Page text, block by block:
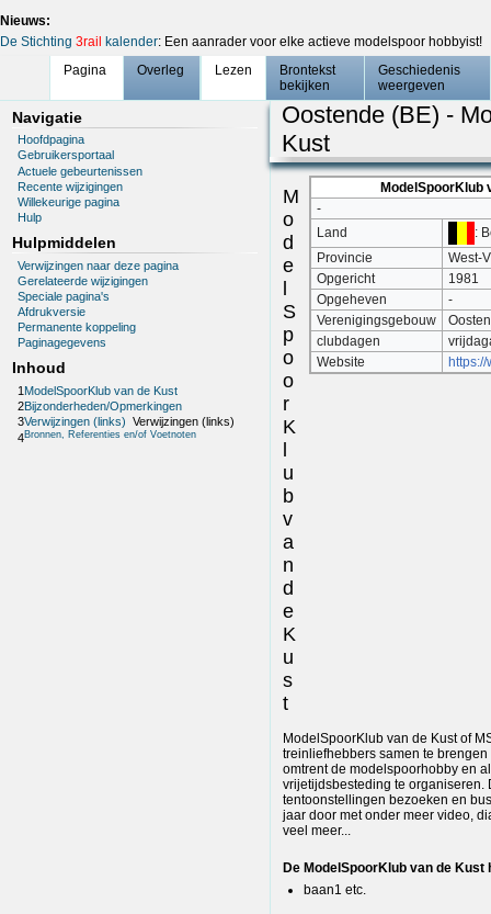
Nieuws:
De Stichting 3rail kalender: Een aanrader voor elke actieve modelspoor hobbyist!
Pagina
Overleg Lezen
Brontekst
bekijken
Geschiedenis
weergeven
Navigatie
Hoofdpagina
Gebruikersportaal
Actuele gebeurtenissen
Recente wijzigingen
Willekeurige pagina
Hulp
Hulpmiddelen
Verwijzingen naar deze pagina
Gerelateerde wijzigingen
Speciale pagina's
Afdrukversie
Permanente koppeling
Paginagegevens
Inhoud
1 ModelSpoorKlub van de Kust
2Bijzonderheden/Opmerkingen
3Verwijzingen (links) Verwijzingen (links)
4Bronnen, Referenties en/of Voetnoten
Oostende (BE) -
Kust
ModelSpoorKlub
-
Land
:
Provincie
West-
Opgericht
1981
Opgeheven
-
Verenigingsgebouw
clubdagen
Website
M
o
d
e
S
p
o
o
r
K
u
b
v
a
n
d
e
K
u
s
t
ModelSpoorKlub van de Kust of
treinliefhebbers samen te
omtrent de modelspoorhobby en
vrijetijdsbesteding te organiseren.
tentoonstellingen bezoeken en
jaar door met onder meer video,
veel meer...
De ModelSpoorKlub van de
baan1 etc.